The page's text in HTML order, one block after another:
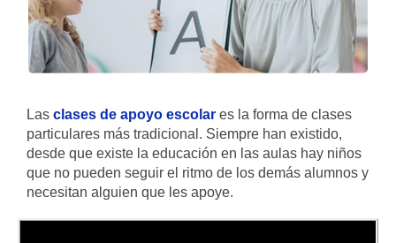
Las clases de apoyo escolar es la forma de clases
particulares más tradicional. Siempre han existido,
desde que existe la educación en las aulas hay niños
que no pueden seguir el ritmo de los demás alumnos y
necesitan alguien que les apoye.